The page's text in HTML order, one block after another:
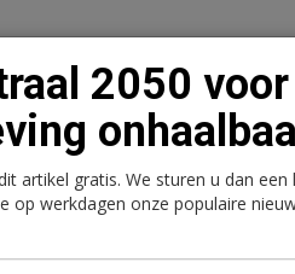
Abonnementen
2050 voor
artikel gratis. We sturen u dan een
op werkdagen onze populaire